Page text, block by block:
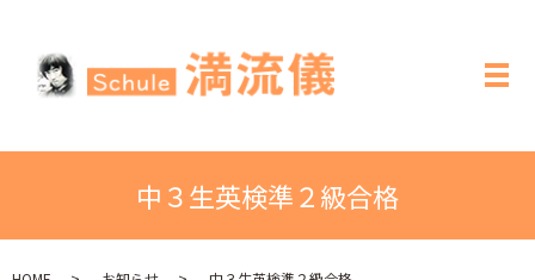
メ
中３生英検準２級合格